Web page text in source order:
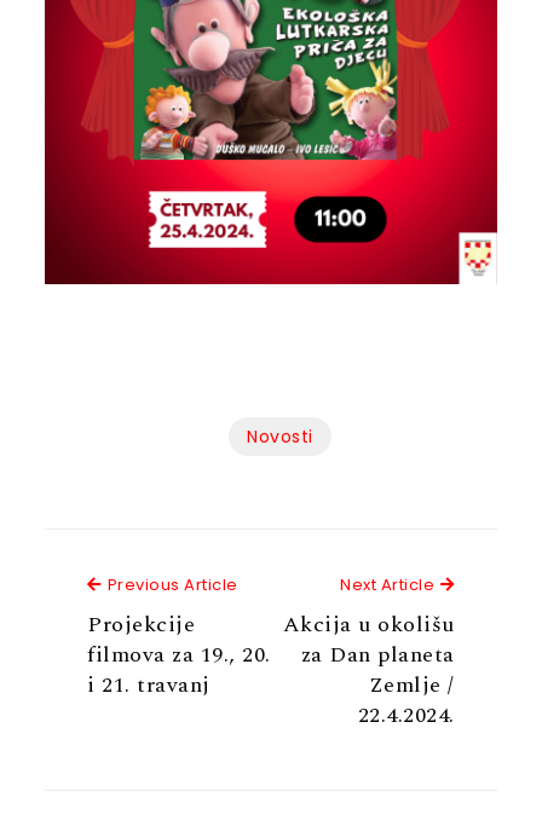
Novosti
Previous Article Previous Article
Projekcije
filmova za 19., 20.
i 21. travanj
Next Article Next
Akcija u okolišu
za Dan planeta
Zemlje /
22.4.2024.